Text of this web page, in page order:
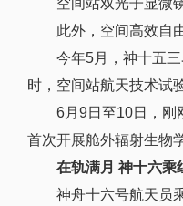
空间站双光子显微
此外，空间高效自
今年5月，神十五
时，空间站航天技术试
6月9日至10日，刚
首次开展舱外辐射生物
在轨满月 神十六乘
神舟十六号航天员